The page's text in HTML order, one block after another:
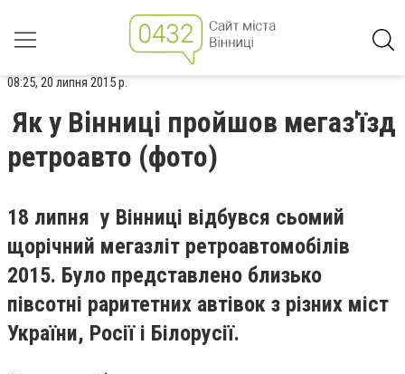
08:25, 20 липня 2015 р.
Як у Вінниці пройшов мегаз'їзд
ретроавто (фото)
18 липня у Вінниці відбувся сьомий
щорічний мегазліт ретроавтомобілів
2015. Було представлено близько
півсотні раритетних автівок з різних міст
України, Росії і Білорусії.